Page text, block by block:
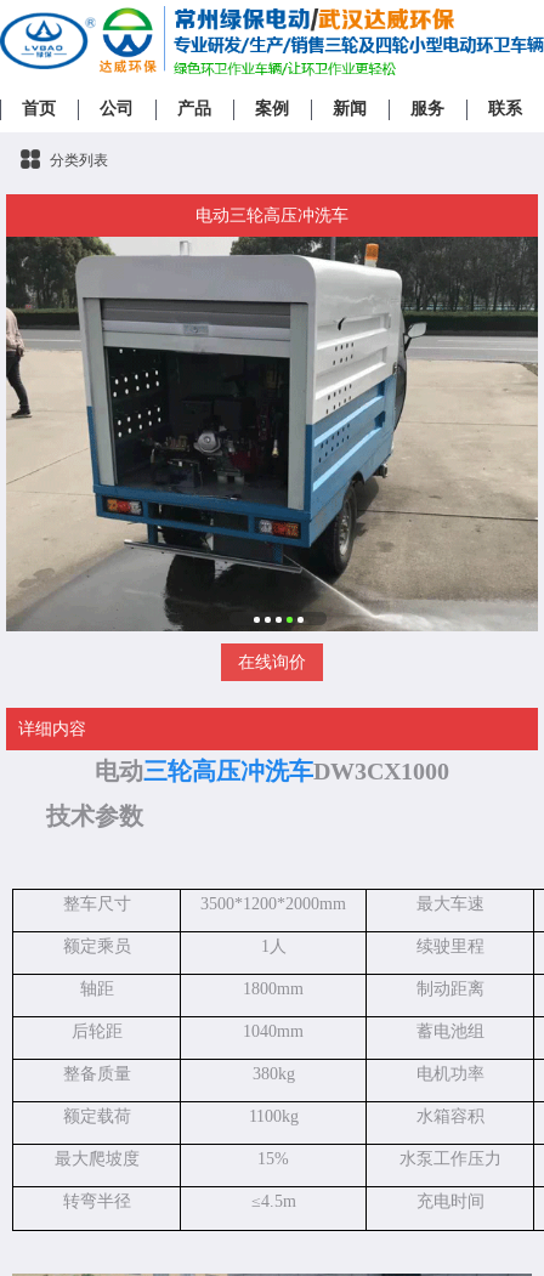
首页 公司 产品 案例 新闻 服务 联系
分类列表
电动三轮高压冲洗车
在线询价
详细内容
电动三轮高压冲洗车DW3CX1000
技术参数
整车尺寸 3500*1200*2000mm 最大车速
额定乘员 1人 续驶里程
轴距 1800mm 制动距离
后轮距 1040mm 蓄电池组
整备质量 380kg 电机功率
额定载荷 1100kg 水箱容积
最大爬坡度 15% 水泵工作压力
转弯半径 ≤4.5m 充电时间